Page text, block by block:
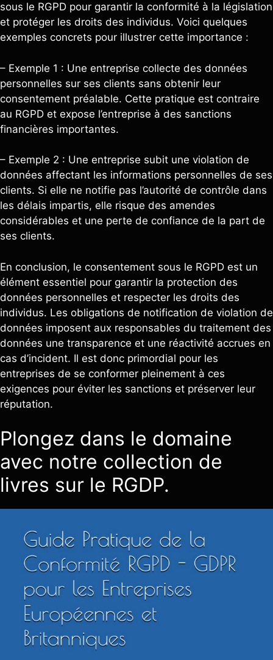
sous le RGPD pour garantir la conformité à la législation
et protéger les droits des individus. Voici quelques
exemples concrets pour illustrer cette importance :
– Exemple 1 : Une entreprise collecte des données
personnelles sur ses clients sans obtenir leur
consentement préalable. Cette pratique est contraire
au RGPD et expose l’entreprise à des sanctions
financières importantes.
– Exemple 2 : Une entreprise subit une violation de
données affectant les informations personnelles de ses
clients. Si elle ne notifie pas l’autorité de contrôle dans
les délais impartis, elle risque des amendes
considérables et une perte de confiance de la part de
ses clients.
En conclusion, le consentement sous le RGPD est un
élément essentiel pour garantir la protection des
données personnelles et respecter les droits des
individus. Les obligations de notification de violation de
données imposent aux responsables du traitement des
données une transparence et une réactivité accrues en
cas d’incident. Il est donc primordial pour les
entreprises de se conformer pleinement à ces
exigences pour éviter les sanctions et préserver leur
réputation.
Plongez dans le domaine
avec notre collection de
livres sur le RGDP.